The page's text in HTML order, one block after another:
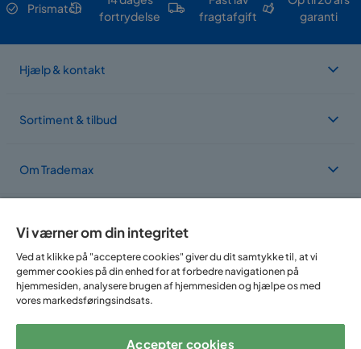
Prismatch
fortrydelse
fragtafgift
garanti
Hjælp & kontakt
Sortiment & tilbud
Om Trademax
Vi findes i flere forskellige lande
Vi værner om din integritet
Ved at klikke på "acceptere cookies" giver du dit samtykke til, at vi
gemmer cookies på din enhed for at forbedre navigationen på
hjemmesiden, analysere brugen af hjemmesiden og hjælpe os med
vores markedsføringsindsats.
Accepter cookies